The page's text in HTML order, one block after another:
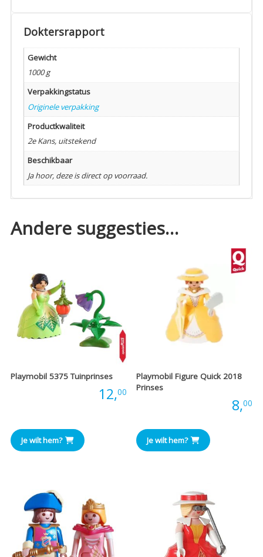
Doktersrapport
Gewicht
1000 g
Verpakkingstatus
Originele verpakking
Productkwaliteit
2e Kans, uitstekend
Beschikbaar
Ja hoor, deze is direct op voorraad.
Andere suggesties…
Playmobil 5375 Tuinprinses
12,00
Je wilt hem?
Playmobil Figure Quick 2018
Prinses
8,00
Je wilt hem?